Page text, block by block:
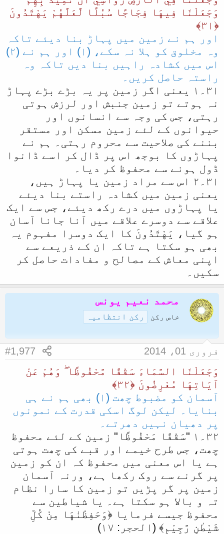
وَجَعَلْنَا فِيهَا فِجَاجًا سُبُلًا لَّعَلَّهُمْ يَهْتَدُونَ
﴿٣١﴾
اور ہم نے زمین میں پہاڑ بنا دیئے تاکہ
وہ مخلوق کو ہلا نہ سکے، (١) اور ہم نے (٢)
اس میں کشادہ راہیں بنا دیں تاکہ وہ
راستہ حاصل کریں۔
٣١۔١ یعنی اگر زمین پر یہ بڑے بڑے پہاڑ
نہ ہوتے تو زمین جنبش اور لرزش ہوتی
رہتی، جس کی وجہ سے انسانوں اور
حیوانوں کے لئے زمین مسکن اور مستقر
بننے کی صلاحیت سے محروم رہتی۔ ہم نے
پہاڑوں کا بوجھ اس پر ڈال کر اسے ڈانوا
ڈول ہونے سے محفوظ کر دیا۔
٣١۔٢ اس سے مراد زمین یا پہاڑ ہیں،
یعنی زمین میں کشادہ راستے بنا دیئے
یا پہاڑوں میں درے رکھ دیئے، جس سے ایک
علاقے سے دوسرے علاقے میں آنا جانا آسان
ہو گیا، يَهْتَدُونَ کا ایک دوسرا مفہوم یہ
بھی ہو سکتا ہے تاکہ ان کے ذریعے سے
اپنی معاش کے مصالح و مفادات حاصل کر
سکیں۔
محمد نعیم یونس
خاص رکن رکن انتظامیہ
فروری 01، 2014 #1,977
وَجَعَلْنَا السَّمَاءَ سَقْفًا مَّحْفُوظًا ۖ وَهُمْ عَنْ
آيَاتِهَا مُعْرِ‌ضُونَ ﴿٣٢﴾
آسمان کو مضبوط چھت (١) بھی ہم نے ہی
بنایا۔ لیکن لوگ اسکی قدرت کے نمونوں
پر دھیان نہیں دھرتے۔
٣٢۔١ "سَقْفًا مَحْفُوظًا" زمین کے لئے محفوظ
چھت، جس طرح خیمے اور قبے کی چھت ہوتی
ہے یا اس معنی میں محفوظ کہ ان کو زمین
پر گرنے سے روک رکھا ہے، ورنہ آسمان
زمین پر گر پڑیں تو زمین کا سارا نظام
تہ و بالا ہو سکتا ہے۔ یا شیاطین سے
محفوظ جیسے فرمایا ﴿وَحَفِظْنٰهَا مِنْ كُلِّ
شَيْطٰنٍ رَّجِيْمٍ﴾ (الحجر: ۱۷)